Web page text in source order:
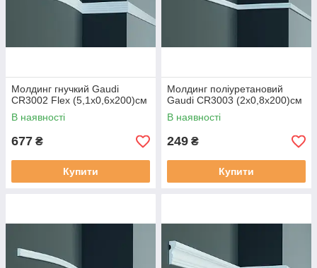
Молдинг гнучкий Gaudi
CR3002 Flex (5,1х0,6x200)см
В наявності
677 ₴
Купити
Молдинг поліуретановий
Gaudi CR3003 (2х0,8x200)см
В наявності
249 ₴
Купити